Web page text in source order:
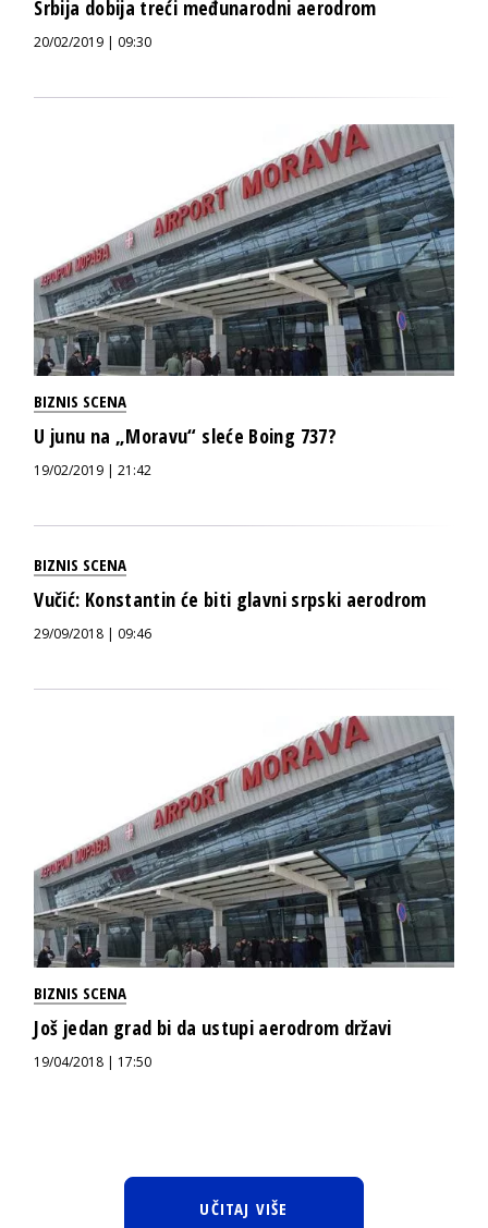
Srbija dobija treći međunarodni aerodrom
20/02/2019 | 09:30
BIZNIS SCENA
U junu na „Moravu“ sleće Boing 737?
19/02/2019 | 21:42
BIZNIS SCENA
Vučić: Konstantin će biti glavni srpski aerodrom
29/09/2018 | 09:46
BIZNIS SCENA
Još jedan grad bi da ustupi aerodrom državi
19/04/2018 | 17:50
UČITAJ VIŠE